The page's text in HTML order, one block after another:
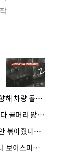
· "죽여줄까" 말다툼 끝에 보행자 향해 차량 돌진…50대 여성 중상
· "AI가 치매래요"…'AI 의사' 믿었다 골머리 앓는 美 의료계 '경고'
· "볶아달라니까!"…셀프 볶음밥 안 볶아줬다고 사장 폭행한 손님
· 천안 택배기사의 '매의 눈', 할머니 보이스피싱 피해 막아